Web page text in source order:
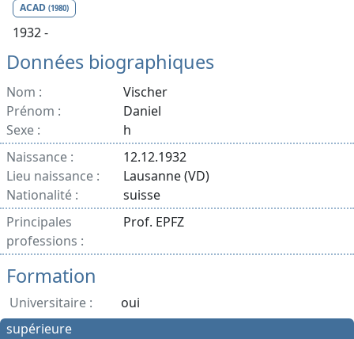
ACAD (1980)
1932 -
Données biographiques
Nom :
Vischer
Prénom :
Daniel
Sexe :
h
Naissance :
12.12.1932
Lieu naissance :
Lausanne (VD)
Nationalité :
suisse
Principales
professions :
Prof. EPFZ
Formation
Universitaire :
oui
supérieure